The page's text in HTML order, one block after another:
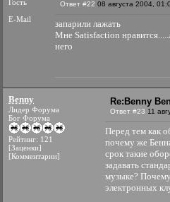
Гость
E-Mail
Ответ #22 08 августа 2004,
запарили лажать
Мне Satisfaction
него
Benny
Лидер Форума
Бог Форума
Рейтинг: 121
[Заценки]
[Комментарии]
Re:Benny
Ответ #23 11
Перед тем как
почему же
срок такие
задавать
музыке?
электронных